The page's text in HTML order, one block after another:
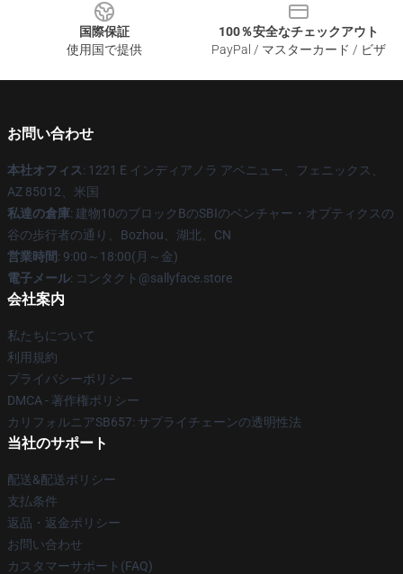
国際保証
使用国で提供
100％安全なチェックアウト
PayPal / マスターカード / ビザ
お問い合わせ
本社オフィス: 1221 E インディアノラ アベニュー、フェニックス、
AZ 85012、米国
私達の倉庫: 建物10のブロックBのSBIのベンチャー・オプティクスの
谷の歩行者の通り、Bozhou、湖北、CN
営業時間: 9:00～18:00(月～金)
電子メール: コンタクト@sallyface.store
会社案内
私たちについて
利用規約
プライバシーポリシー
DMCA - 著作権ポリシー
カリフォルニアSB657: サプライチェーンの透明性法
当社のサポート
配送&配送ポリシー
支払条件
返品・返金ポリシー
お問い合わせ
カスタマーサポート(FAQ)